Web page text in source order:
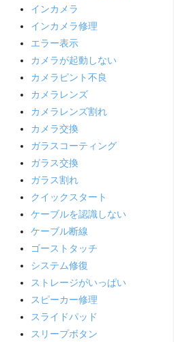
インカメラ
インカメラ修理
エラー表示
カメラが起動しない
カメラピント不良
カメラレンズ
カメラレンズ割れ
カメラ交換
ガラスコーティング
ガラス交換
ガラス割れ
クイックスタート
ケーブルを認識しない
ケーブル断線
ゴーストタッチ
システム修復
ストレージがいっぱい
スピーカー修理
スライドパッド
スリープボタン